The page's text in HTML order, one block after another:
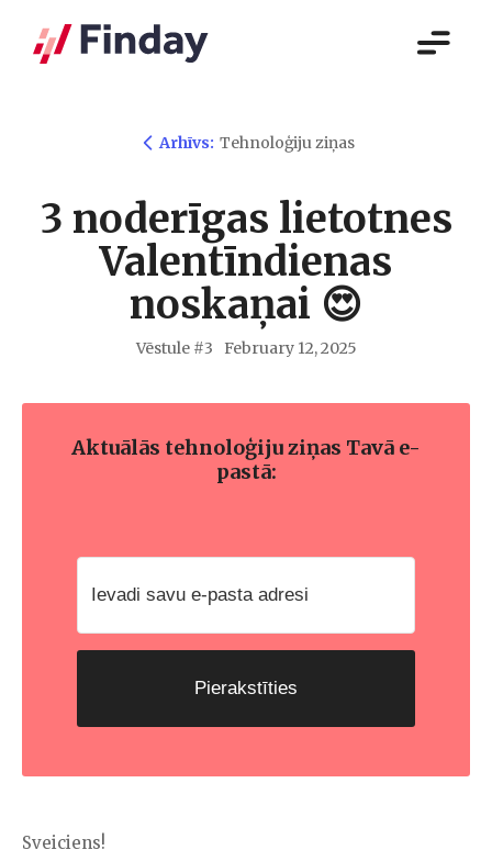
Arhīvs: Tehnoloģiju ziņas
3 noderīgas lietotnes
Valentīndienas
noskaņai 😍
Vēstule #3 February 12, 2025
Aktuālās tehnoloģiju ziņas Tavā e-
pastā:
Pierakstīties
Sveiciens!